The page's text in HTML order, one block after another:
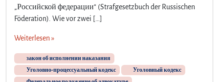
F
l
s
i
g
„Российской федерации“ (Strafgesetzbuch der Russischen
Föderation). Wie vor zwei […]
Weiterlesen »
закон об исполнении наказания
Уголовно-процессуальный кодекс
Уголовный кодекс